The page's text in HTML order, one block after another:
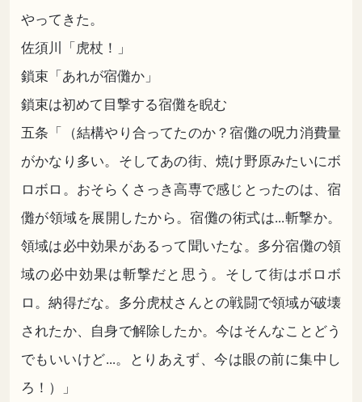
やってきた。
佐須川「虎杖！」
鎖束「あれが宿儺か」
鎖束は初めて目撃する宿儺を睨む
五条「（結構やり合ってたのか？宿儺の呪力消費量
がかなり多い。そしてあの街、焼け野原みたいにボ
ロボロ。おそらくさっき高専で感じとったのは、宿
儺が領域を展開したから。宿儺の術式は...斬撃か。
領域は必中効果があるって聞いたな。多分宿儺の領
域の必中効果は斬撃だと思う。そして街はボロボ
ロ。納得だな。多分虎杖さんとの戦闘で領域が破壊
されたか、自身で解除したか。今はそんなことどう
でもいいけど...。とりあえず、今は眼の前に集中し
ろ！）」